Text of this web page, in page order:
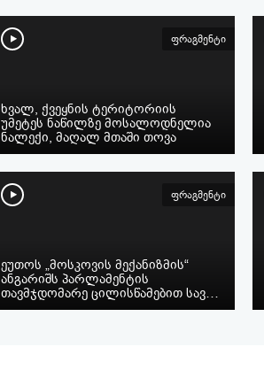
ფრაგმენტი
ხვალ, ქვეყნის ტერიტორიის
უმეტეს ნაწილზე მოსალოდნელია
ნალექი, მაღალ მთაში თოვა
ფრაგმენტი
ეუთოს „მოსკოვის მექანიზმის“
ანგარიშს პარლამენტის
თავმჯდომარე ცილისწამებით სავ…